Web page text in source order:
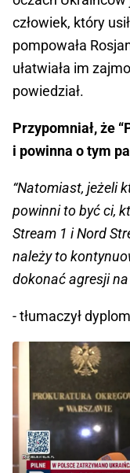
człowiek, który
pompowała
ułatwiała im
powiedział.
Przypomniał, że
i powinna o tym
“Natomiast, jeżeli
powinni to być ci,
Stream 1 i Nord
należy to
dokonać agresji na
- tłumaczył